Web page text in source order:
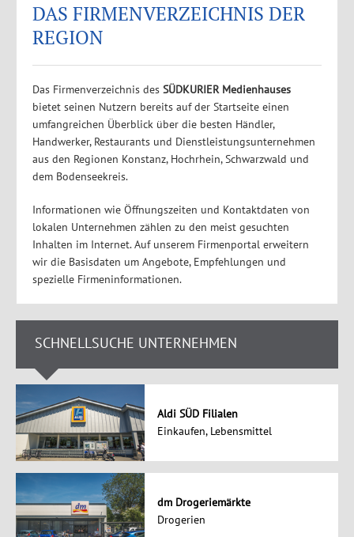
DAS FIRMENVERZEICHNIS DER
REGION
Das Firmenverzeichnis des SÜDKURIER Medienhauses
bietet seinen Nutzern bereits auf der Startseite einen
umfangreichen Überblick über die besten Händler,
Handwerker, Restaurants und Dienstleistungsunternehmen
aus den Regionen Konstanz, Hochrhein, Schwarzwald und
dem Bodenseekreis.
Informationen wie Öffnungszeiten und Kontaktdaten von
lokalen Unternehmen zählen zu den meist gesuchten
Inhalten im Internet. Auf unserem Firmenportal erweitern
wir die Basisdaten um Angebote, Empfehlungen und
spezielle Firmeninformationen.
SCHNELLSUCHE UNTERNEHMEN
Aldi SÜD Filialen
Einkaufen, Lebensmittel
dm Drogeriemärkte
Drogerien